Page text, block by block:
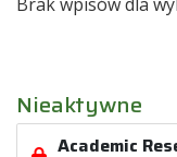
Nieaktywne
Academic